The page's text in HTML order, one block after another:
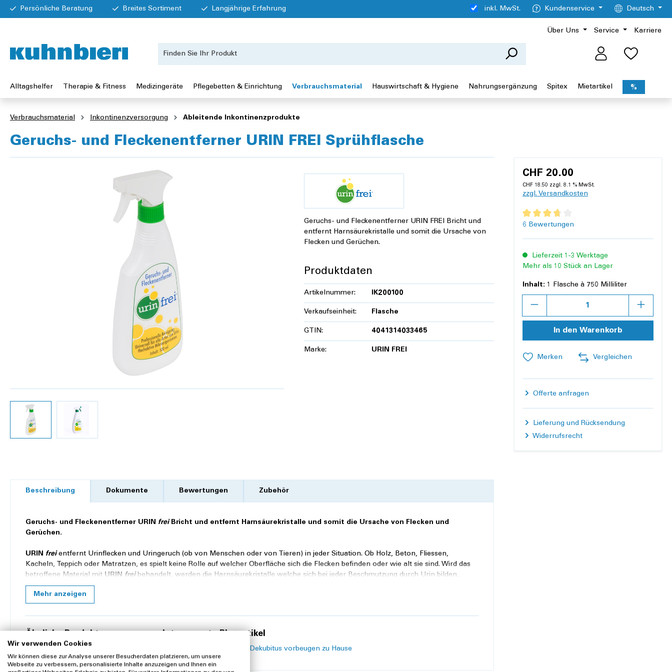
Persönliche Beratung Breites Sortiment Langjährige Erfahrung inkl. MwSt. Kundenservice Deutsch
Über Uns Service Karriere
Alltagshelfer Therapie & Fitness Medizingeräte Pflegebetten & Einrichtung Verbrauchsmaterial Hauswirtschaft & Hygiene Nahrungsergänzung Spitex Mietartikel %
Verbrauchsmaterial Inkontinenzversorgung Ableitende Inkontinenzprodukte
Geruchs- und Fleckenentferner URIN FREI Sprühflasche
®
Geruchs- und Fleckenentferner URIN FREI Bricht und
entfernt Harnsäurekristalle und somit die Ursache von
Flecken und Gerüchen.
Produktdaten
Artikelnummer: IK200100
Verkaufseinheit: Flasche
GTIN: 4041314033465
Marke: URIN FREI
Beschreibung Dokumente Bewertungen Zubehör
Geruchs- und Fleckenentferner URIN frei Bricht und entfernt Harnsäurekristalle und somit die Ursache von Flecken und
Gerüchen.
URIN freientfernt Urinflecken und Uringeruch (ob von Menschen oder von Tieren) in jeder Situation. Ob Holz, Beton, Fliessen,
Kacheln, Teppich oder Matratzen, es spielt keine Rolle auf welcher Oberfläche sich die Flecken befinden oder wie alt sie sind. Wird das
betroffene Material mit URIN frei behandelt, werden die Harnsäurekristalle welche sich bei jeder Beschmutzung durch Urin bilden,
aufgelöst. Somit verschwinden neben den Flecken auch die unangenehmen Gerüche.
entsprechender Sorgfalt sehr lange aufbewahrt werden. Wird das Gebinde kühl, trocken und gut verschlossen gelagert, ist die Wirkung
Die
Anwendung:Prüfen Sie vor Gebrauch die Farbechtheit des zu besprühenden Gegenstandes an einer unauffälligen Stelle.
nicht verdünnen oder in Verbindung mit anderen Reinigern gebrauchen. Vor dem Gebrauch schütteln. Nutzen Sie die Sprühfunktion, um
Mehr anzeigen
Ähnliche Produkte Interessante Blogartikel
Dekubitus Prophylaxe: Dekubitus vorbeugen zu Hause
CHF 20.00
CHF 18.50 zzgl. 8.1 % MwSt.
zzgl. Versandkosten
Durchschnittliche Bewertung von 3.8 von 5
6 Bewertungen
Lieferzeit 1-3 Werktage
Mehr als 10 Stück an Lager
Inhalt: 1 Flasche à 750 Milliliter
In den Warenkorb
Merken Vergleichen
Offerte anfragen
Lieferung und Rücksendung
Widerrufsrecht
Wir verwenden Cookies
Wir können diese zur Analyse unserer Besucherdaten platzieren, um unsere
Webseite zu verbessern, personalisierte Inhalte anzuzeigen und Ihnen ein